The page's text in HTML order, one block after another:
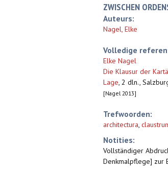
ZWISCHEN
Auteurs:
Nagel, Elke
Volledige
Elke Nagel
Die Klausur der
Lage, 2 dln.,
[Nagel 2013]
Trefwoorden:
architectura,
Notities:
Vollständiger
Denkmalpflege] zur